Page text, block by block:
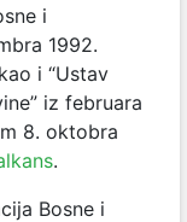
i
1992.
i “Ustav
iz februara
8. oktobra
.
Bosne i